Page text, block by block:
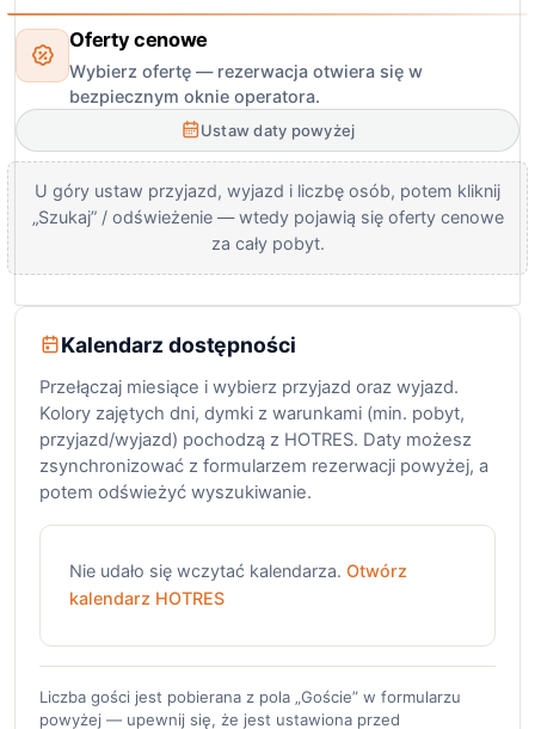
Oferty cenowe
Wybierz ofertę — rezerwacja otwiera się w
bezpiecznym oknie operatora.
Ustaw daty powyżej
U góry ustaw przyjazd, wyjazd i liczbę osób, potem kliknij
„Szukaj” / odświeżenie — wtedy pojawią się oferty cenowe
za cały pobyt.
Kalendarz dostępności
Przełączaj miesiące i wybierz przyjazd oraz wyjazd.
Kolory zajętych dni, dymki z warunkami (min. pobyt,
przyjazd/wyjazd) pochodzą z HOTRES. Daty możesz
zsynchronizować z formularzem rezerwacji powyżej, a
potem odświeżyć wyszukiwanie.
Nie udało się wczytać kalendarza. Otwórz
kalendarz HOTRES
Liczba gości jest pobierana z pola „Goście” w formularzu
powyżej — upewnij się, że jest ustawiona przed